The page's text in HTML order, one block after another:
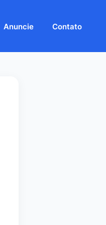
Anuncie Contato